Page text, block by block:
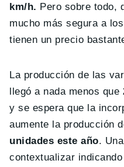
km/h. Pero sobre todo,
mucho más segura a
tienen un precio
La producción de las
llegó a nada menos que
y se espera que la
aumente la producción
unidades este año.
contextualizar